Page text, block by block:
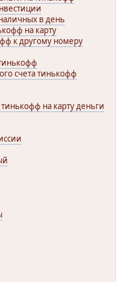
в день
на карту
к другому номеру
счета тинькофф
тинькофф на карту деньги